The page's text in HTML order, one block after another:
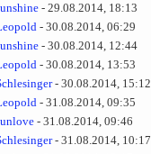
- 29.08.2014, 18:13
- 30.08.2014, 06:29
- 30.08.2014, 12:44
- 30.08.2014, 13:53
- 30.08.2014, 15:12
- 31.08.2014, 09:35
- 31.08.2014, 09:46
- 31.08.2014, 10:17